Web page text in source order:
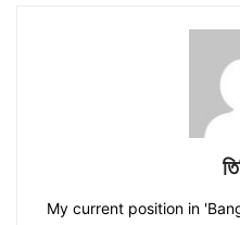
My current position in